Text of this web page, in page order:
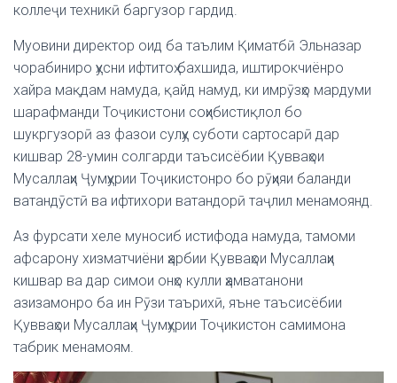
коллеҷи техникӣ баргузор гардид.
Муовини директор оид ба таълим Қиматбӣ Эльназар
чорабиниро ҳусни ифтитоҳ бахшида, иштирокчиёнро
хайра мақдам намуда, қайд намуд, ки имрӯзҳо мардуми
шарафманди Тоҷикистони соҳибистиқлол бо
шукргузорӣ аз фазои сулҳу суботи сартосарӣ дар
кишвар 28-умин солгарди таъсисёбии Қувваҳои
Мусаллаҳи Ҷумҳурии Тоҷикистонро бо рӯҳияи баланди
ватандӯстӣ ва ифтихори ватандорӣ таҷлил менамоянд.
Аз фурсати хеле муносиб истифода намуда, тамоми
афсарону хизматчиёни ҳарбии Қувваҳои Мусаллаҳи
кишвар ва дар симои онҳо кулли ҳамватанони
азизамонро ба ин Рӯзи таърихӣ, яъне таъсисёбии
Қувваҳои Мусаллаҳи Ҷумҳурии Тоҷикистон самимона
табрик менамоям.